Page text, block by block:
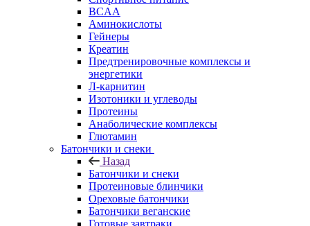
BCAA
Аминокислоты
Гейнеры
Креатин
Предтренировочные комплексы и
энергетики
Л-карнитин
Изотоники и углеводы
Протеины
Анаболические комплексы
Глютамин
Батончики и снеки
Назад
Батончики и снеки
Протеиновые блинчики
Ореховые батончики
Батончики веганские
Готовые завтраки